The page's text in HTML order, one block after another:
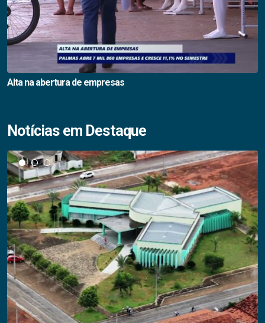
Alta na abertura de empresas
Notícias em Destaque